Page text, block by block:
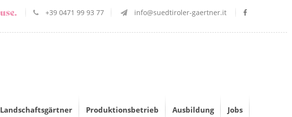
+39 0471 99 93 77 info@suedtiroler-gaertner.it
Landschaftsgärtner Produktionsbetrieb Ausbildung Jobs